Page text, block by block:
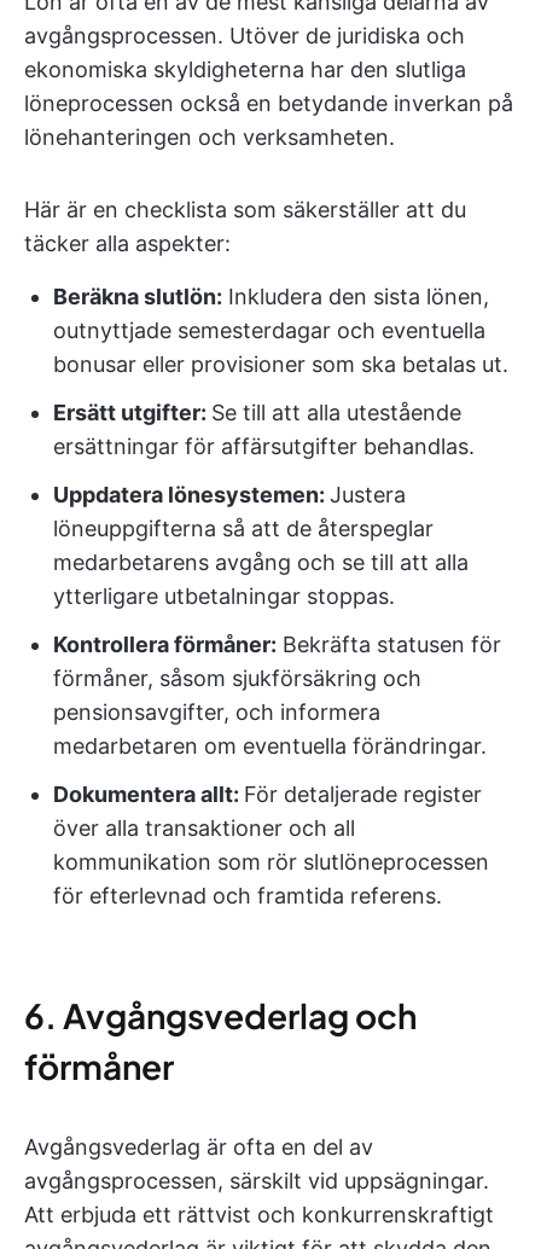
avgångsprocessen. Utöver de juridiska och
ekonomiska skyldigheterna har den slutliga
löneprocessen också en betydande inverkan på
lönehanteringen och verksamheten.
Här är en checklista som säkerställer att du
täcker alla aspekter:
Beräkna slutlön: Inkludera den sista lönen,
outnyttjade semesterdagar och eventuella
bonusar eller provisioner som ska betalas ut.
Ersätt utgifter: Se till att alla utestående
ersättningar för affärsutgifter behandlas.
Uppdatera lönesystemen: Justera
löneuppgifterna så att de återspeglar
medarbetarens avgång och se till att alla
ytterligare utbetalningar stoppas.
Kontrollera förmåner: Bekräfta statusen för
förmåner, såsom sjukförsäkring och
pensionsavgifter, och informera
medarbetaren om eventuella förändringar.
Dokumentera allt: För detaljerade register
över alla transaktioner och all
kommunikation som rör slutlöneprocessen
för efterlevnad och framtida referens.
6. Avgångsvederlag och
förmåner
Avgångsvederlag är ofta en del av
avgångsprocessen, särskilt vid uppsägningar.
Att erbjuda ett rättvist och konkurrenskraftigt